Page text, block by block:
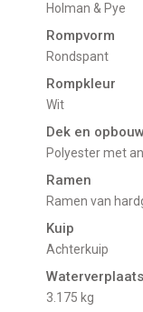
Holman & Pye
Rompvorm
Rondspant
Rompkleur
Wit
Dek en
Polyester met
Ramen
Ramen van
Kuip
Achterkuip
3.175 kg